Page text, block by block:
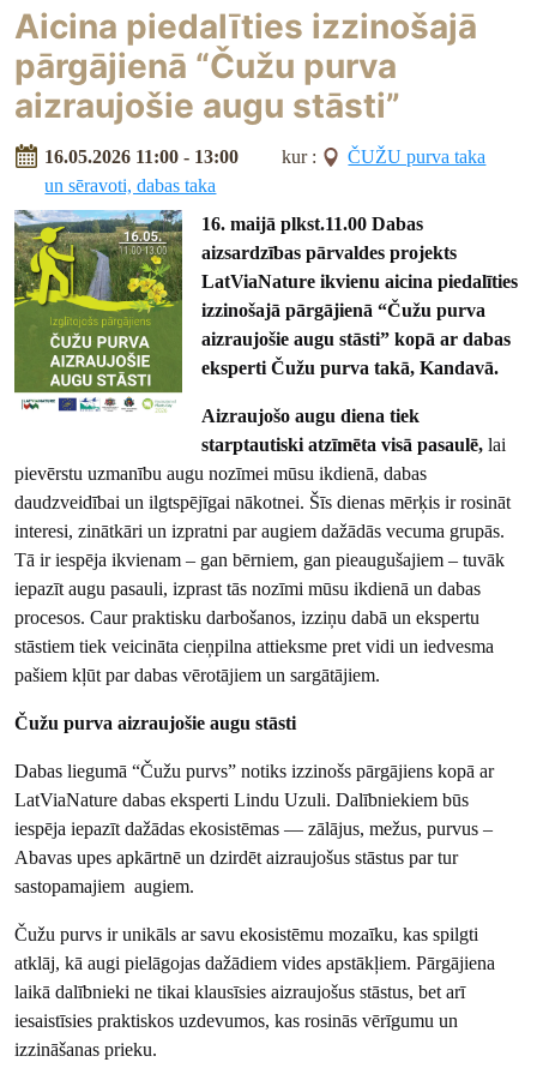
Aicina piedalīties izzinošajā
pārgājienā “Čužu purva
aizraujošie augu stāsti”
16.05.2026 11:00 - 13:00 kur :
ČUŽU purva taka
un sēravoti, dabas taka
16. maijā plkst.11.00 Dabas
aizsardzības pārvaldes projekts
LatViaNature ikvienu aicina piedalīties
izzinošajā pārgājienā “Čužu purva
aizraujošie augu stāsti” kopā ar dabas
eksperti Čužu purva takā, Kandavā.
Aizraujošo augu diena tiek
starptautiski atzīmēta visā pasaulē,lai
pievērstu uzmanību augu nozīmei mūsu ikdienā, dabas
daudzveidībai un ilgtspējīgai nākotnei. Šīs dienas mērķis ir rosināt
interesi, zinātkāri un izpratni par augiem dažādās vecuma grupās.
Tā ir iespēja ikvienam – gan bērniem, gan pieaugušajiem – tuvāk
iepazīt augu pasauli, izprast tās nozīmi mūsu ikdienā un dabas
procesos. Caur praktisku darbošanos, izziņu dabā un ekspertu
stāstiem tiek veicināta cieņpilna attieksme pret vidi un iedvesma
pašiem kļūt par dabas vērotājiem un sargātājiem.
Čužu purva aizraujošie augu stāsti
Dabas liegumā “Čužu purvs” notiks izzinošs pārgājiens kopā ar
LatViaNature dabas eksperti Lindu Uzuli. Dalībniekiem būs
iespēja iepazīt dažādas ekosistēmas — zālājus, mežus, purvus –
Abavas upes apkārtnē un dzirdēt aizraujošus stāstus par tur
sastopamajiem augiem.
Čužu purvs ir unikāls ar savu ekosistēmu mozaīku, kas spilgti
atklāj, kā augi pielāgojas dažādiem vides apstākļiem. Pārgājiena
laikā dalībnieki ne tikai klausīsies aizraujošus stāstus, bet arī
iesaistīsies praktiskos uzdevumos, kas rosinās vērīgumu un
izzināšanas prieku.